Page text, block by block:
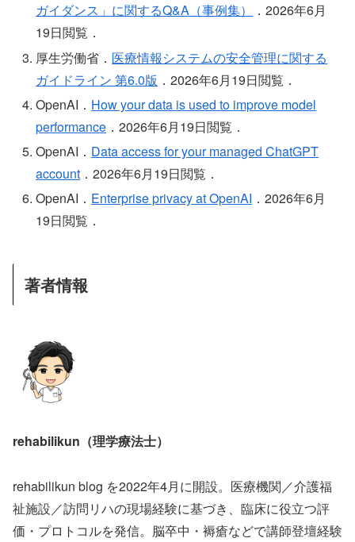
ガイダンス」に関するQ&A（事例集）
．2026年6月
19日閲覧．
厚生労働省． 医療情報システムの安全管理に関する
ガイドライン 第6.0版 ．2026年6月19日閲覧．
OpenAI． How your data is used to improve model
performance ．2026年6月19日閲覧．
OpenAI． Data access for your managed ChatGPT
account ．2026年6月19日閲覧．
OpenAI． Enterprise privacy at OpenAI ．2026年6月
19日閲覧．
著者情報
rehabilikun（理学療法士）
rehabilikun blog を2022年4月に開設。医療機関／介護福
祉施設／訪問リハの現場経験に基づき、臨床に役立つ評
価・プロトコルを発信。脳卒中・褥瘡などで講師登壇経験